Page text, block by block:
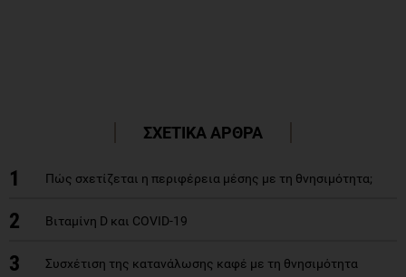
ΣΧΕΤΙΚΑ ΑΡΘΡΑ
1 Πώς σχετίζεται η περιφέρεια μέσης με τη θνησιμότητα;
2 Βιταμίνη D και COVID-19
3 Συσχέτιση της κατανάλωσης καφέ με τη θνησιμότητα